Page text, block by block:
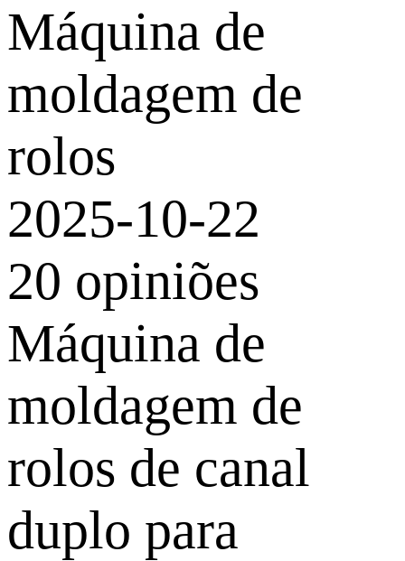
Máquina de
moldagem de
rolos
2025-10-22
20 opiniões
Máquina de
moldagem de
rolos de canal
duplo para